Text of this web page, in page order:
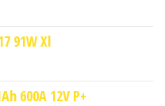
91W Xl
600A 12V P+